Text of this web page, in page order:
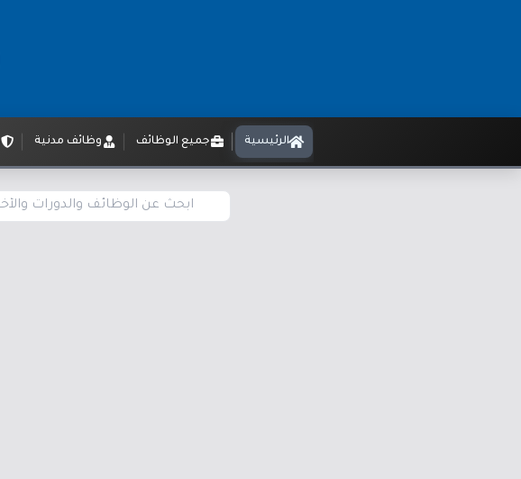
الرئيسية جميع الوظائف وظائف مدنية